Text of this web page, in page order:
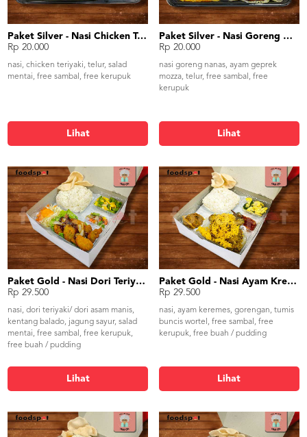
Paket Silver - Nasi Chicken Teriyaki
Rp 20.000
nasi, chicken teriyaki, telur, salad
mentai, free sambal, free kerupuk
Lihat
Paket Silver - Nasi Goreng Nanas Geprek Mozza
Rp 20.000
nasi goreng nanas, ayam geprek
mozza, telur, free sambal, free
kerupuk
Lihat
Paket Gold - Nasi Dori Teriyaki / Asam Manis
Rp 29.500
nasi, dori teriyaki/ dori asam manis,
kentang balado, jagung sayur, salad
mentai, free sambal, free kerupuk,
free buah / pudding
Lihat
Paket Gold - Nasi Ayam Kremes
Rp 29.500
nasi, ayam keremes, gorengan, tumis
buncis wortel, free sambal, free
kerupuk, free buah / pudding
Lihat